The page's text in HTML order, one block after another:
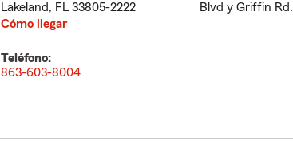
Lakeland, FL 33805-2222
Cómo llegar
Blvd y Griffin Rd.
Teléfono:
863-603-8004